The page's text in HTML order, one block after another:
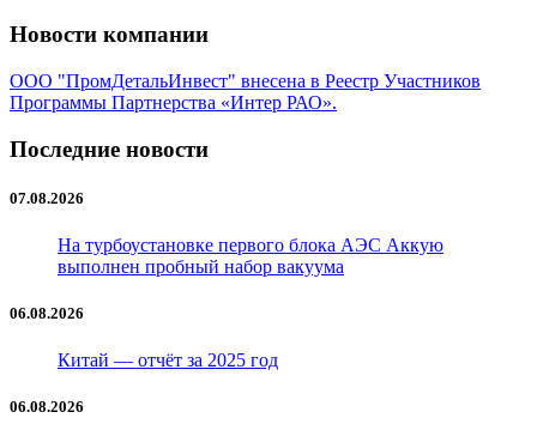
Новости компании
ООО "ПромДетальИнвест" внесена в Реестр Участников
Программы Партнерства «Интер РАО».
Последние новости
07.08.2026
На турбоустановке первого блока АЭС Аккую
выполнен пробный набор вакуума
06.08.2026
Китай — отчёт за 2025 год
06.08.2026